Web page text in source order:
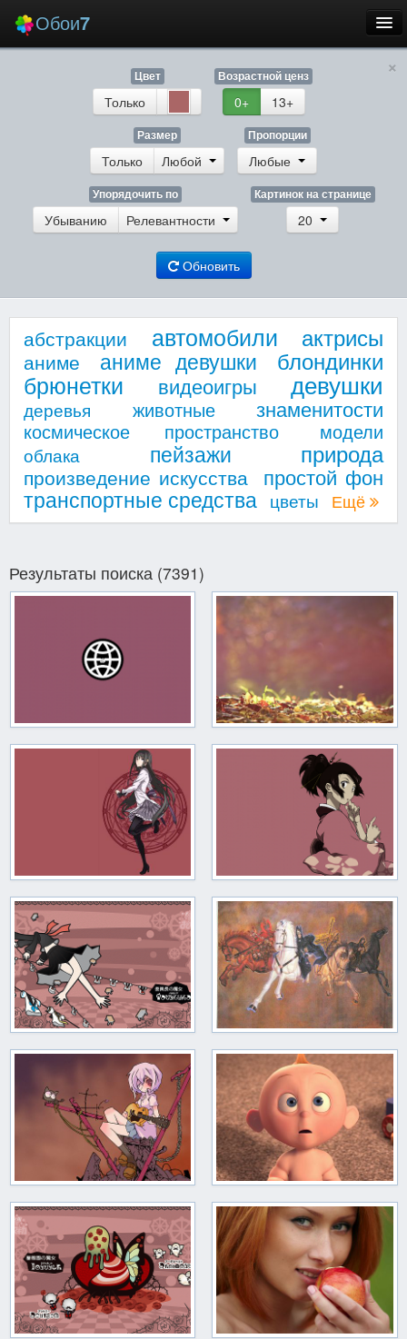
Обои7
Заставки
Вход
×
Цвет
Только
Возрастной ценз
0+ 13+
Размер
Только Любой
Пропорции
Любые
Упорядочить по
Убыванию Релевантности
Картинок на странице
20
Обновить
абстракции автомобили актрисы
аниме аниме девушки блондинки
брюнетки видеоигры девушки
деревья животные знаменитости
космическое пространство модели
облака пейзажи природа
произведение искусства простой фон
транспортные средства цветы Ещё
Результаты поиска (7391)